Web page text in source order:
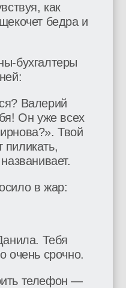
как
бедра и
бухгалтеры
Валерий
Он уже всех
Твой
в жар:
Тебя
очень срочно.
телефон —